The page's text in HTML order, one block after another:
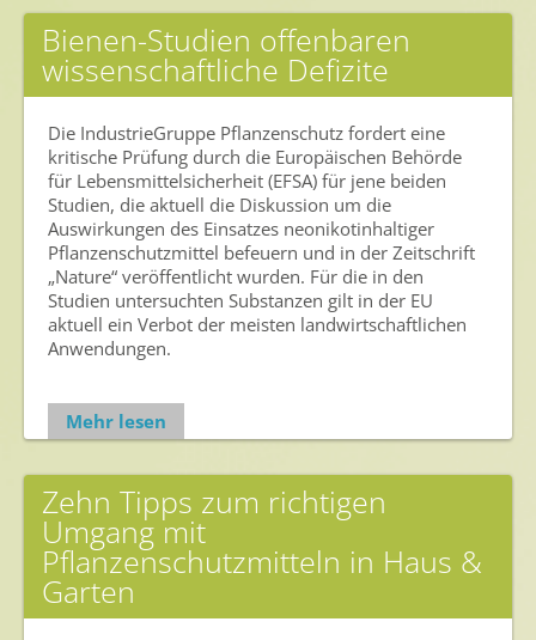
Bienen-Studien offenbaren
wissenschaftliche Defizite
Die IndustrieGruppe Pflanzenschutz fordert eine
kritische Prüfung durch die Europäischen Behörde
für Lebensmittelsicherheit (EFSA) für jene beiden
Studien, die aktuell die Diskussion um die
Auswirkungen des Einsatzes neonikotinhaltiger
Pflanzenschutzmittel befeuern und in der Zeitschrift
„Nature“ veröffentlicht wurden. Für die in den
Studien untersuchten Substanzen gilt in der EU
aktuell ein Verbot der meisten landwirtschaftlichen
Anwendungen.
Mehr lesen
Zehn Tipps zum richtigen
Umgang mit
Pflanzenschutzmitteln in Haus &
Garten